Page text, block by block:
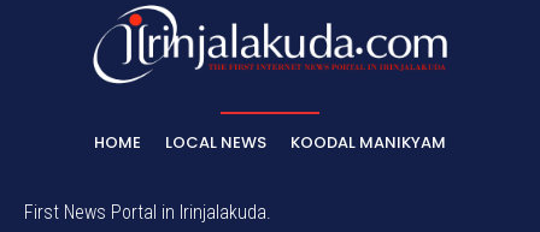
HOME LOCAL NEWS KOODAL MANIKYAM
First News Portal in Irinjalakuda.